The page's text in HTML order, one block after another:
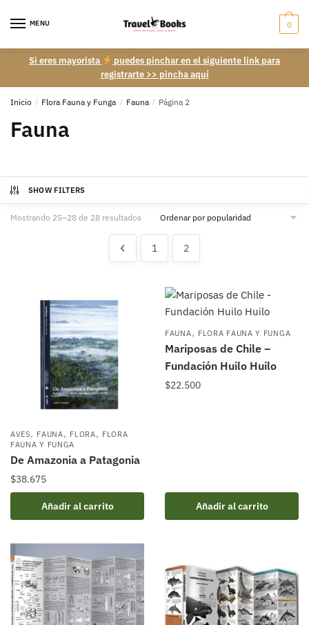
MENU 0
Si eres mayorista
puedes pinchar en el siguiente link para
registrarte >> pincha aquí
Inicio / Flora Fauna y Funga / Fauna / Página 2
Fauna
SHOW FILTERS
Mostrando 25–28 de 28 resultados Ordenado
1 2
AVES, FAUNA, FLORA, FLORA
FAUNA Y FUNGA
De Amazonia a Patagonia
$38.675
Añadir al carrito
FAUNA, FLORA FAUNA Y FUNGA
Mariposas de Chile –
Fundación Huilo Huilo
$22.500
Añadir al carrito